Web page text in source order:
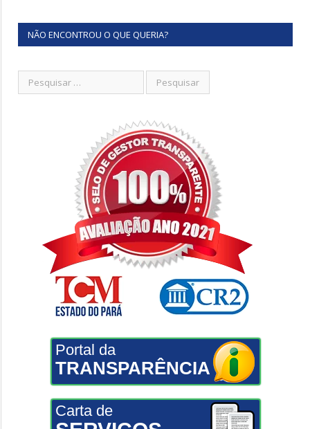
NÃO ENCONTROU O QUE QUERIA?
Portal da
TRANSPARÊNCIA
Carta de